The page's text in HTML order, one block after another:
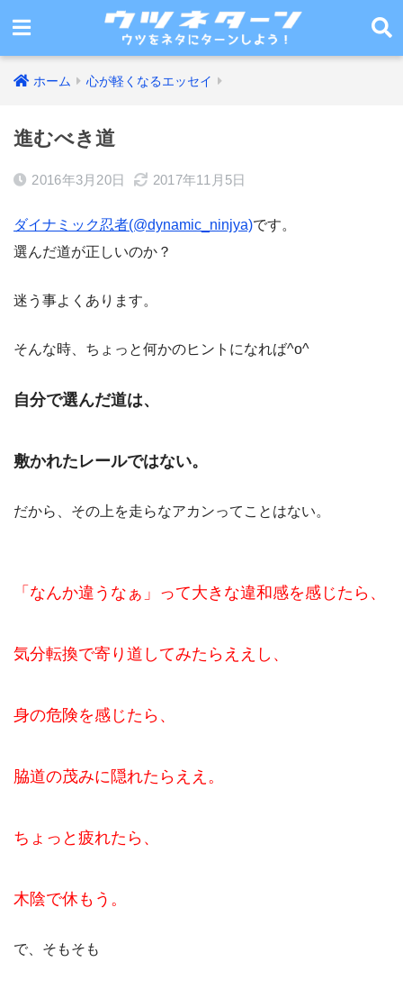
ホーム 心が軽くなるエッセイ
進むべき道
2016年3月20日 2017年11月5日
ダイナミック忍者(@dynamic_ninjya)です。
選んだ道が正しいのか？
迷う事よくあります。
そんな時、ちょっと何かのヒントになれば^o^
自分で選んだ道は、
敷かれたレールではない。
だから、その上を走らなアカンってことはない。
「なんか違うなぁ」って大きな違和感を感じたら、
気分転換で寄り道してみたらええし、
身の危険を感じたら、
脇道の茂みに隠れたらええ。
ちょっと疲れたら、
木陰で休もう。
で、そもそも